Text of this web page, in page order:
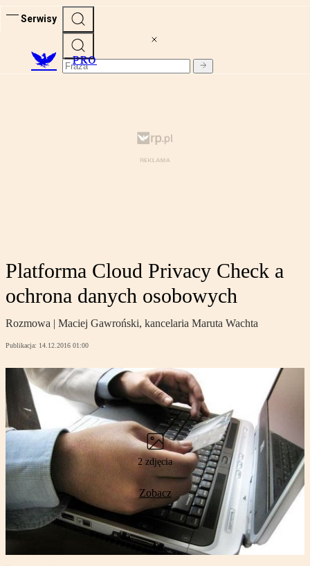
Serwisy
PRO
Platforma Cloud Privacy Check a
ochrona danych osobowych
Rozmowa | Maciej Gawroński, kancelaria Maruta Wachta
Publikacja: 14.12.2016 01:00
2 zdjęcia
Zobacz